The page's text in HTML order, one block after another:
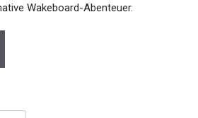
Wakeboard-Abenteuer.